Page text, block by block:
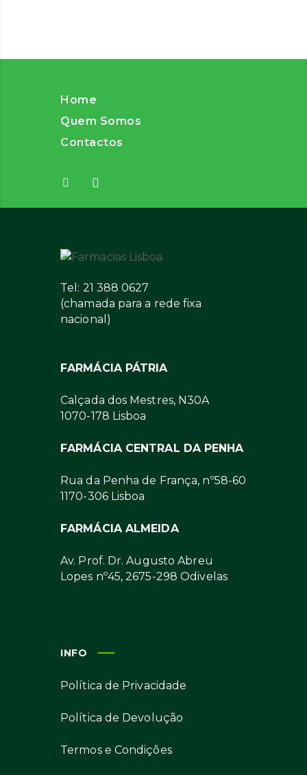
Home
Quem Somos
Contactos
Tel: 21 388 0627
(chamada para a rede fixa
nacional)
FARMÁCIA PÁTRIA
Calçada dos Mestres, N30A
1070-178 Lisboa
FARMÁCIA CENTRAL DA PENHA
Rua da Penha de França, nº58-60
1170-306 Lisboa
FARMÁCIA ALMEIDA
Av. Prof. Dr. Augusto Abreu
Lopes nº45, 2675-298 Odivelas
INFO
Política de Privacidade
Política de Devolução
Termos e Condições